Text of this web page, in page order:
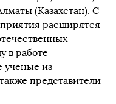
(Казахстан). С
расширятся
в работе
ученые из
представители